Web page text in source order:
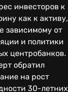
инвесторов к
как к активу,
зависимому от
и политики
центробанков.
обратил
на рост
30-летних